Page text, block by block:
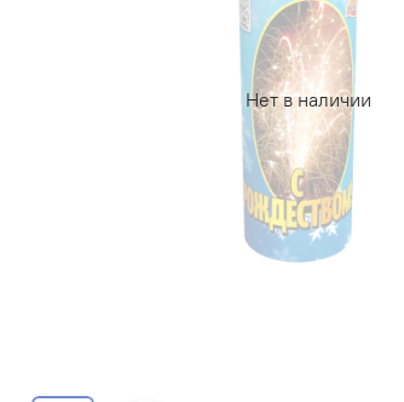
Нет в наличии